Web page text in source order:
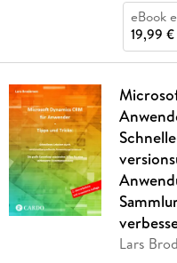
eBook
19,99 €
Lars